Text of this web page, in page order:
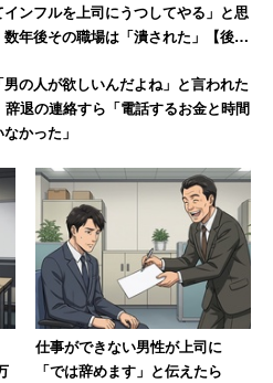
ンフルを上司にうつしてやる」と思
年後その職場は「潰された」【後
の人が欲しいんだよね」と言われた
辞退の連絡すら「電話するお金と時間
かった」
仕事ができない男性が上司に
「では辞めます」と伝えたら